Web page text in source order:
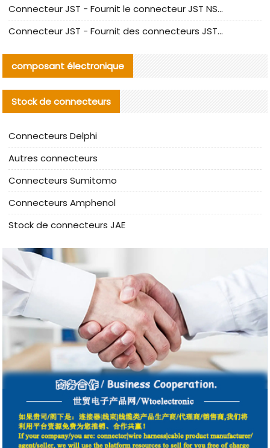
Connecteur JST - Fournit le connecteur JST NSHR-02V-S original | Équivalent
Connecteur JST - Fournit des connecteurs JST GHR-09V-S authentiques et des produits de remplacement|
composant électronique
Stock de connecteurs
Connecteurs Delphi
Autres connecteurs
Connecteurs Sumitomo
Connecteurs Amphenol
Stock de connecteurs JAE